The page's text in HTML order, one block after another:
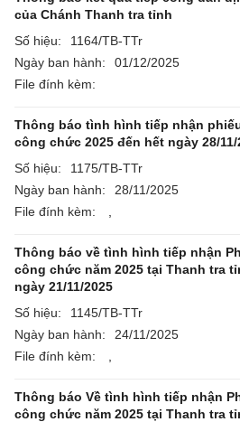
của Chánh Thanh tra tỉnh
Số hiệu:
1164/TB-TTr
Ngày ban hành:
01/12/2025
File đính kèm:
Thông báo tình hình tiếp nhận
công chức 2025 đến hết ngày 28/11/
Số hiệu:
1175/TB-TTr
Ngày ban hành:
28/11/2025
File đính kèm:
Thông báo về tình hình tiếp nhận
công chức năm 2025 tại Thanh tra
ngày 21/11/2025
Số hiệu:
1145/TB-TTr
Ngày ban hành:
24/11/2025
File đính kèm:
Thông báo Về tình hình tiếp nhận
công chức năm 2025 tại Thanh tra